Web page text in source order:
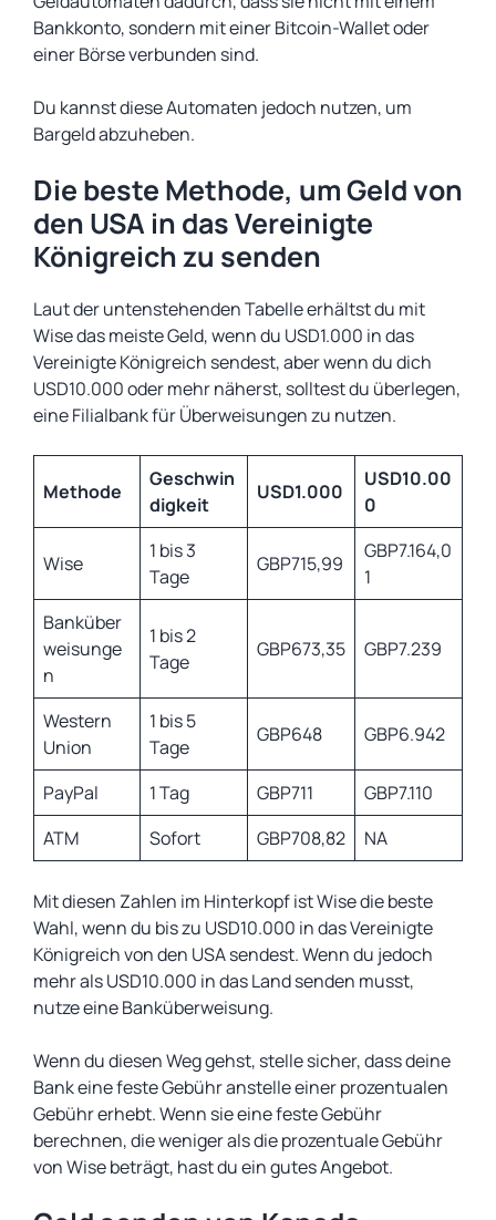
Bankkonto, sondern mit einer Bitcoin-Wallet oder
einer Börse verbunden sind.
Du kannst diese Automaten jedoch nutzen, um
Bargeld abzuheben.
Die beste Methode, um Geld von
den USA in das Vereinigte
Königreich zu senden
Laut der untenstehenden Tabelle erhältst du mit
Wise das meiste Geld, wenn du USD1.000 in das
Vereinigte Königreich sendest, aber wenn du dich
USD10.000 oder mehr näherst, solltest du überlegen,
eine Filialbank für Überweisungen zu nutzen.
Methode
Geschwin
digkeit
USD1.000
USD10.00
0
Wise
1 bis 3
Tage
GBP715,99
GBP7.164,0
1
Banküber
weisunge
n
1 bis 2
Tage
GBP673,35 GBP7.239
Western
Union
1 bis 5
Tage
GBP648 GBP6.942
PayPal 1 Tag GBP711
GBP7.110
ATM
Sofort GBP708,82 NA
Mit diesen Zahlen im Hinterkopf ist Wise die beste
Wahl, wenn du bis zu USD10.000 in das Vereinigte
Königreich von den USA sendest. Wenn du jedoch
mehr als USD10.000 in das Land senden musst,
nutze eine Banküberweisung.
Wenn du diesen Weg gehst, stelle sicher, dass deine
Bank eine feste Gebühr anstelle einer prozentualen
Gebühr erhebt. Wenn sie eine feste Gebühr
berechnen, die weniger als die prozentuale Gebühr
von Wise beträgt, hast du ein gutes Angebot.